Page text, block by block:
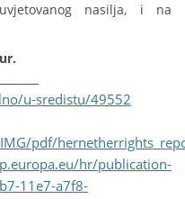
nasilja, i na
u-sredistu/49552
pdf/
hr/publication-
11e7-a7f8-